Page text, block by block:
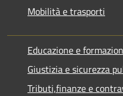
Mobilità e trasporti
Educazione e
Giustizia e sicurezza
Tributi,finanze e